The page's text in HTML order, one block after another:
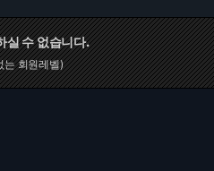
실 수 없습니다.
는 회원레벨)